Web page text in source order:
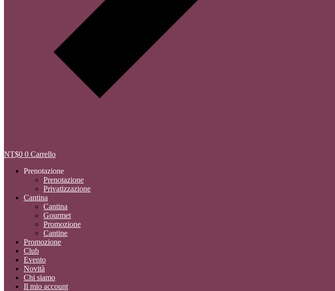
NT$0 0 Carrello
Prenotazione
Prenotazione
Privatizzazione
Cantina
Cantina
Gourmet
Promozione
Cantine
Promozione
Club
Evento
Novità
Chi siamo
Il mio account